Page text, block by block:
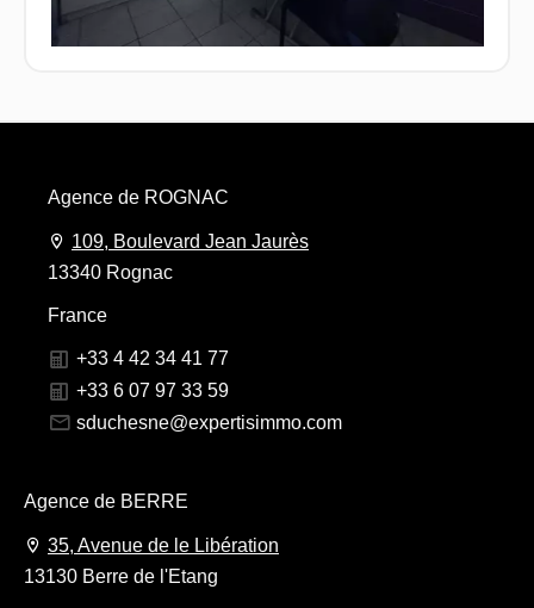
Agence de ROGNAC
109, Boulevard Jean Jaurès
13340 Rognac
France
+33 4 42 34 41 77
+33 6 07 97 33 59
sduchesne@expertisimmo.com
Agence de BERRE
35, Avenue de le Libération
13130 Berre de l'Etang